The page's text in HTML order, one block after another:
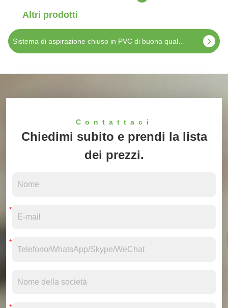
Altri prodotti
Sistema di aspirazione medica chiusa da 300 mm 8Fr con connettori 3Y per bambini
Contattaci
Chiedimi subito e prendi la lista
dei prezzi.